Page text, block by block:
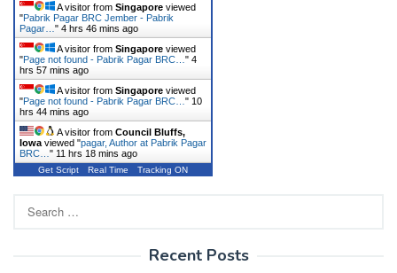
A visitor from Singapore viewed
"Pabrik Pagar BRC Jember - Pabrik
Pagar… " 4 hrs 46 mins ago
A visitor from Singapore viewed
"Page not found - Pabrik Pagar BRC… " 4
hrs 57 mins ago
A visitor from Singapore viewed
"Page not found - Pabrik Pagar BRC… " 10
hrs 44 mins ago
A visitor from Council Bluffs,
Iowa viewed "pagar, Author at Pabrik Pagar
BRC… " 11 hrs 18 mins ago
Get Script Real Time Tracking ON
for:
Recent Posts